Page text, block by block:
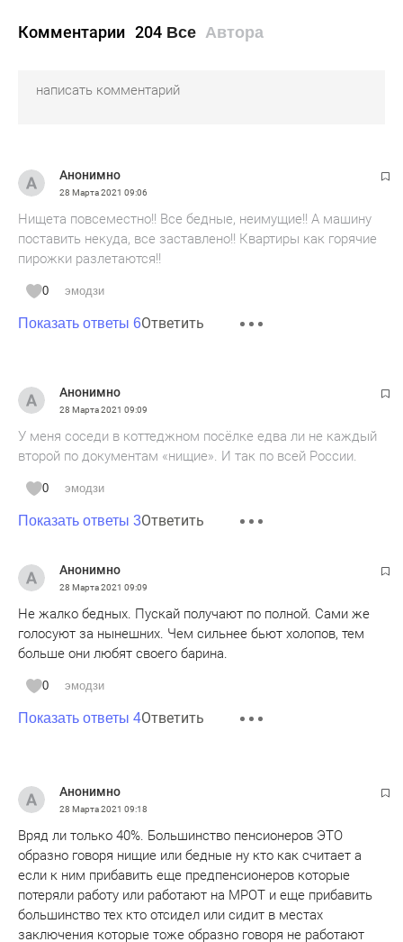
Комментарии 204 Все Автора
Анонимно
28 Марта 2021 09:06
Нищета повсеместно!! Все бедные, неимущие!! А машину
поставить некуда, все заставлено!! Квартиры как горячие
пирожки разлетаются!!
0 эмодзи
Показать ответы 6Ответить
Анонимно
28 Марта 2021 09:09
У меня соседи в коттеджном посёлке едва ли не каждый
второй по документам «нищие». И так по всей России.
0 эмодзи
Показать ответы 3Ответить
Анонимно
28 Марта 2021 09:09
Не жалко бедных. Пускай получают по полной. Сами же
голосуют за нынешних. Чем сильнее бьют холопов, тем
больше они любят своего барина.
0 эмодзи
Показать ответы 4Ответить
Анонимно
28 Марта 2021 09:18
Вряд ли только 40%. Большинство пенсионеров ЭТО
образно говоря нищие или бедные ну кто как считает а
если к ним прибавить еще предпенсионеров которые
потеряли работу или работают на МРОТ и еще прибавить
большинство тех кто отсидел или сидит в местах
заключения которые тоже образно говоря не работают